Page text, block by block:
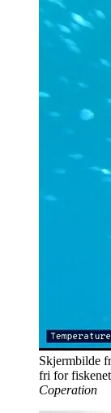
Skjermbilde
fri for
Coperation